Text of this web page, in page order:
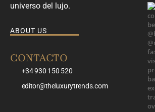
universo del lujo.
ABOUT US
CONTACTO
+34 930 150 520
editor@theluxurytrends.com